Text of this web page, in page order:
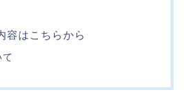
容はこちらから